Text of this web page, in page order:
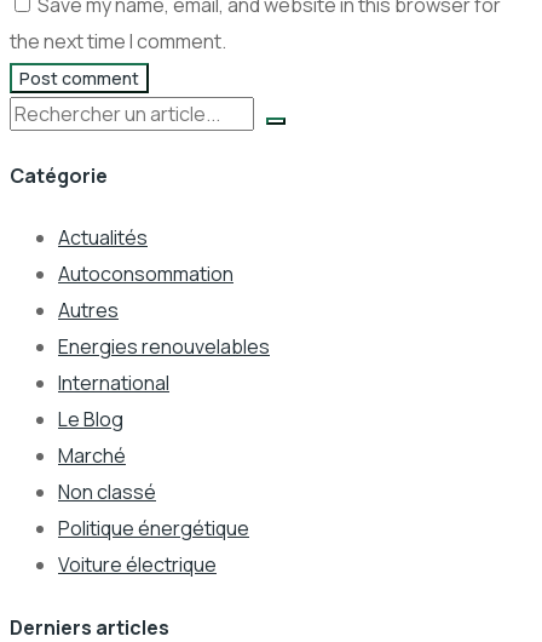
the next time I comment.
Post comment
Rechercher
Catégorie
Actualités
Autoconsommation
Autres
Energies renouvelables
International
Le Blog
Marché
Non classé
Politique énergétique
Voiture électrique
Derniers articles